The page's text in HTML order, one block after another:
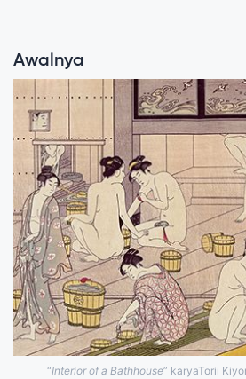
Awalnya
“Interior of a Bathhouse” karyaTorii